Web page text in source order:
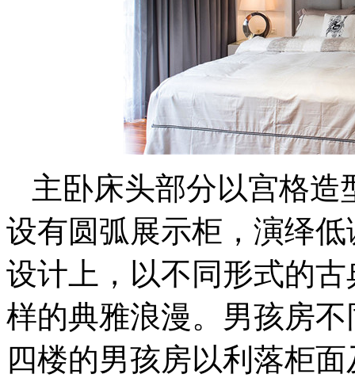
主卧床头部分以宫格
设有圆弧展示柜，演绎
设计上，以不同形式的
样的典雅浪漫。男孩房
四楼的男孩房以利落柜